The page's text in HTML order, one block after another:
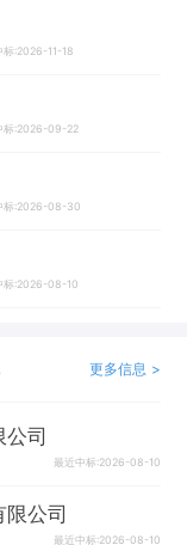
标:2026-11-18
标:2026-09-22
标:2026-08-30
标:2026-08-10
更多信息 >
司
最近中标:2026-08-10
公司
最近中标:2026-08-10